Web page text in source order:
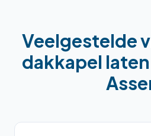
Veelgestelde
dakkapel